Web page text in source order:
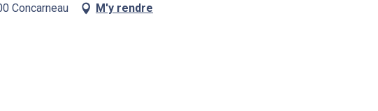
Concarneau M'y rendre